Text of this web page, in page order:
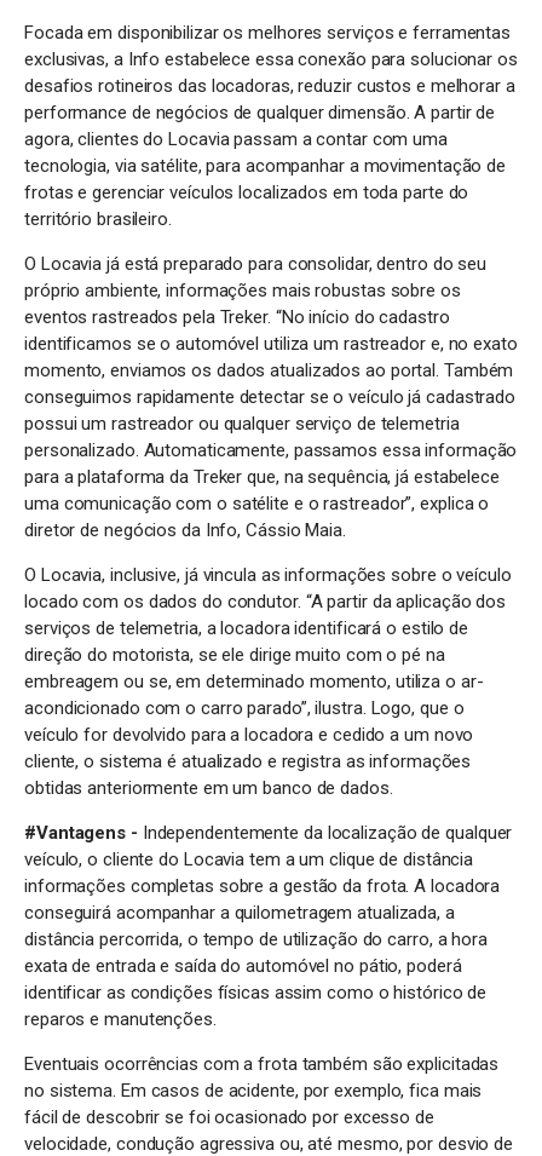
Focada em disponibilizar os melhores serviços e ferramentas
exclusivas, a Info estabelece essa conexão para solucionar os
desafios rotineiros das locadoras, reduzir custos e melhorar a
performance de negócios de qualquer dimensão. A partir de
agora, clientes do Locavia passam a contar com uma
tecnologia, via satélite, para acompanhar a movimentação de
frotas e gerenciar veículos localizados em toda parte do
território brasileiro.
O Locavia já está preparado para consolidar, dentro do seu
próprio ambiente, informações mais robustas sobre os
eventos rastreados pela Treker. “No início do cadastro
identificamos se o automóvel utiliza um rastreador e, no exato
momento, enviamos os dados atualizados ao portal. Também
conseguimos rapidamente detectar se o veículo já cadastrado
possui um rastreador ou qualquer serviço de telemetria
personalizado. Automaticamente, passamos essa informação
para a plataforma da Treker que, na sequência, já estabelece
uma comunicação com o satélite e o rastreador”, explica o
diretor de negócios da Info, Cássio Maia.
O Locavia, inclusive, já vincula as informações sobre o veículo
locado com os dados do condutor. “A partir da aplicação dos
serviços de telemetria, a locadora identificará o estilo de
direção do motorista, se ele dirige muito com o pé na
embreagem ou se, em determinado momento, utiliza o ar-
acondicionado com o carro parado”, ilustra. Logo, que o
veículo for devolvido para a locadora e cedido a um novo
cliente, o sistema é atualizado e registra as informações
obtidas anteriormente em um banco de dados.
#Vantagens - Independentemente da localização de qualquer
veículo, o cliente do Locavia tem a um clique de distância
informações completas sobre a gestão da frota. A locadora
conseguirá acompanhar a quilometragem atualizada, a
distância percorrida, o tempo de utilização do carro, a hora
exata de entrada e saída do automóvel no pátio, poderá
identificar as condições físicas assim como o histórico de
reparos e manutenções.
Eventuais ocorrências com a frota também são explicitadas
no sistema. Em casos de acidente, por exemplo, fica mais
fácil de descobrir se foi ocasionado por excesso de
velocidade, condução agressiva ou, até mesmo, por desvio de